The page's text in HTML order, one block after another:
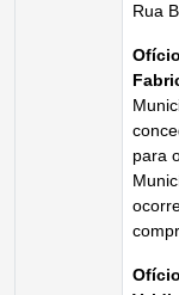
Rua
para